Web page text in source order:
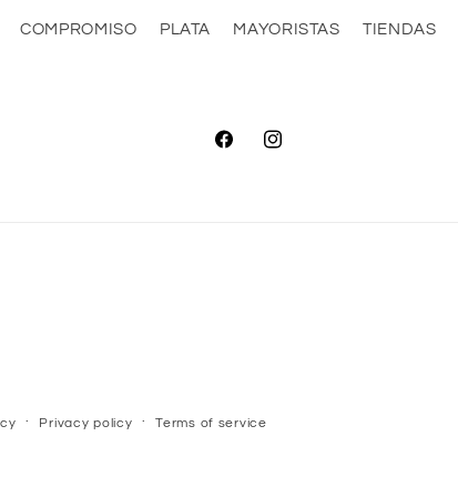
COMPROMISO PLATA MAYORISTAS TIENDAS
FacebookInstagram
Privacy policy Terms of service